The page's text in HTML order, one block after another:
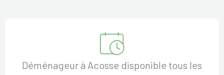
Déménageur à Acosse disponible tous les